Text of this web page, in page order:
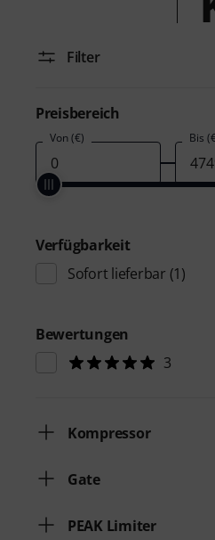
Filter
Preisbereich
Von (€) Bis
Verfügbarkeit
Sofort lieferbar (1)
Bewertungen
3
Kompressor
Gate
PEAK Limiter